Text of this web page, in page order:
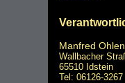
Manfred
Wallbacher
65510 Idstein
Tel: 06126-3267